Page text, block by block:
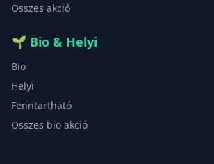
Összes akció
🌱 Bio & Helyi
Bio
Helyi
Fenntartható
Összes bio akció